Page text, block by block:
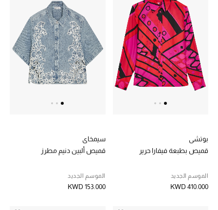
تسوقوا جميع الهدايا
بطاقة الهدايا الإلكترونية
هدايا حسب المرسل إليه
هدايا حسب المناسبة
هدايا حسب الفئة
الرجال
الأطفال
بوتشي
قميص بطبعة فيفارا حرير
الموسم الجديد
KWD 410.000
سيمخاي
قميص ألبين دنيم مطرز
الموسم الجديد
KWD 153.000